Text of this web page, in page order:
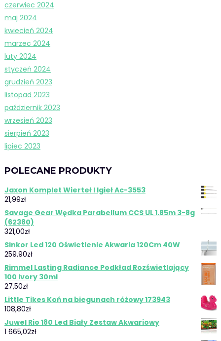
czerwiec 2024
maj 2024
kwiecień 2024
marzec 2024
luty 2024
styczeń 2024
grudzień 2023
listopad 2023
październik 2023
wrzesień 2023
sierpień 2023
lipiec 2023
POLECANE PRODUKTY
Jaxon Komplet Wierteł I Igieł Ac-3553
21,99zł
Savage Gear Wędka Parabellum CCS UL 1.85m 3-8g
(62380)
321,00zł
Sinkor Led 120 Oświetlenie Akwaria 120Cm 40W
259,90zł
Rimmel Lasting Radiance Podkład Rozświetlający
100 Ivory 30ml
27,50zł
Little Tikes Koń na biegunach różowy 173943
108,80zł
Juwel Rio 180 Led Biały Zestaw Akwariowy
1 665,02zł